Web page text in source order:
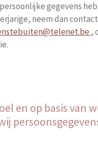
gegevens
neem dan
,
en op basis van